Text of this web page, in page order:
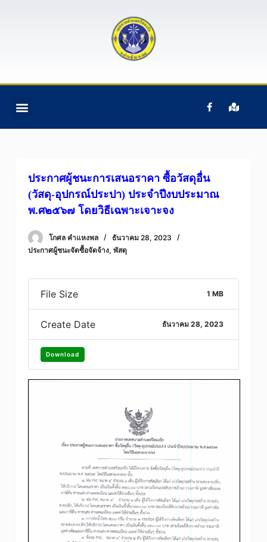
c
ประกาศผู้ชนะการเสนอราคา ซื้อวัสดุอื่น
(วัสดุ-อุปกรณ์ประปา) ประจำปีงบประมาณ
พ.ศ๒๕๖๗ โดยวิธีเฉพาะเจาะจง
โกศล คําแหงพล
ธันวาคม 28, 2023
ประกาศผู้ชนะจัดซื้อจัดจ้าง, พัสดุ
File Size 1 MB
Create Date ธันวาคม 28, 2023
Download